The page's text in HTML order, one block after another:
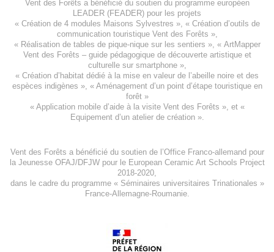
Vent des Forêts a bénéficié du soutien du programme européen
LEADER (FEADER) pour les projets
« Création de 4 modules Maisons Sylvestres », « Création d’outils de
communication touristique Vent des Forêts »,
« Réalisation de tables de pique-nique sur les sentiers », « ArtMapper
Vent des Forêts – guide pédagogique de découverte artistique et
culturelle sur smartphone »,
« Création d’habitat dédié à la mise en valeur de l’abeille noire et des
espèces indigènes », « Aménagement d’un point d’étape touristique en
forêt»
« Application mobile d’aide à la visite Vent des Forêts », et «
Equipement d’un atelier de création».
Vent des Forêts a bénéficié du soutien de l’Office Franco-allemand pour
la Jeunesse OFAJ/DFJWpour leEuropean Ceramic Art Schools Project
2018-2020,
dans le cadre du programme « Séminaires universitaires Trinationales »
France-Allemagne-Roumanie.